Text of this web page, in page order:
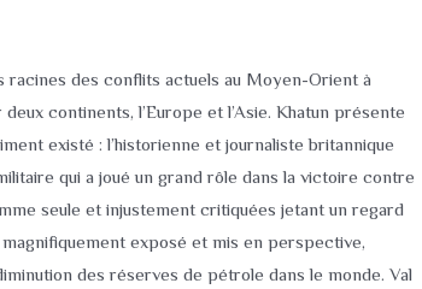
des conflits actuels au Moyen-Orient à
continents, l’Europe et l’Asie. Khatun présente
existé : l’historienne et journaliste britannique
qui a joué un grand rôle dans la victoire contre
seule et injustement critiquées jetant un regard
exposé et mis en perspective,
des réserves de pétrole dans le monde. Val